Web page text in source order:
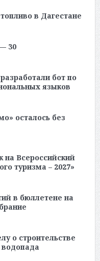
в Дагестане
30
бот по
языков
осталось без
на Всероссийский
туризма – 2027»
в бюллетене на
о строительстве
водопада